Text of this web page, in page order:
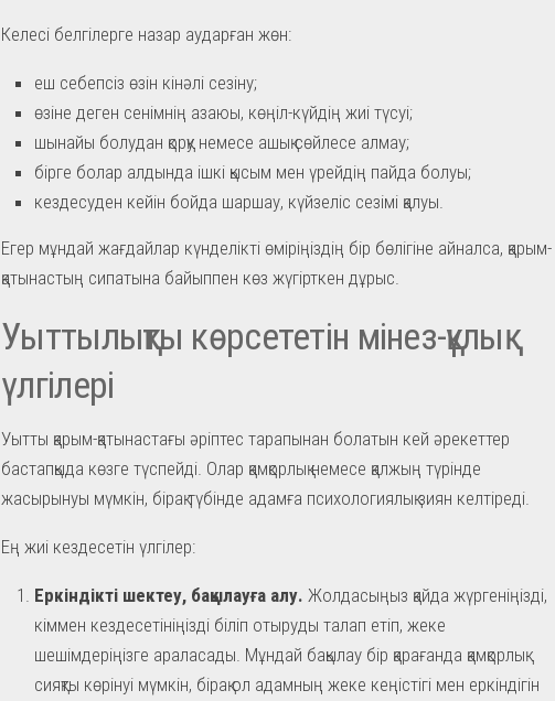
Келесі белгілерге назар аударған жөн:
еш себепсіз өзін кінәлі сезіну;
өзіне деген сенімнің азаюы, көңіл-күйдің жиі түсуі;
шынайы болудан қорқу немесе ашық сөйлесе алмау;
бірге болар алдында ішкі қысым мен үрейдің пайда болуы;
кездесуден кейін бойда шаршау, күйзеліс сезімі қалуы.
Егер мұндай жағдайлар күнделікті өміріңіздің бір бөлігіне айналса, қарым-
қатынастың сипатына байыппен көз жүгірткен дұрыс.
Уыттылықты көрсететін мінез-құлық
үлгілері
Уытты қарым-қатынастағы әріптес тарапынан болатын кей әрекеттер
бастапқыда көзге түспейді. Олар қамқорлық немесе қалжың түрінде
жасырынуы мүмкін, бірақ түбінде адамға психологиялық зиян келтіреді.
Ең жиі кездесетін үлгілер:
Еркіндікті шектеу, бақылауға алу. Жолдасыңыз қайда жүргеніңізді,
кіммен кездесетініңізді біліп отыруды талап етіп, жеке
шешімдеріңізге араласады. Мұндай бақылау бір қарағанда қамқорлық
сияқты көрінуі мүмкін, бірақ ол адамның жеке кеңістігі мен еркіндігін